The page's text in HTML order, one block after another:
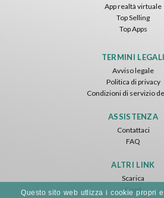
ToroGames
Gratis
Archer VR
App realtà virtuale
Top Selling
Top Apps
TERMINI LEGALI
Avviso legale
Politica di privacy
Condizioni di servizio
ASSISTENZA
Contattaci
FAQ
ALTRI LINK
Scarica
Feed
Questo sito web utlizza i cookie propri